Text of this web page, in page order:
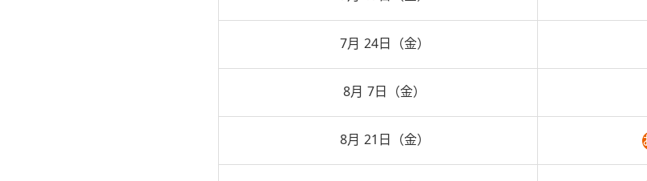
7月 24日（金）
8月 7日（金）
8月 21日（金）